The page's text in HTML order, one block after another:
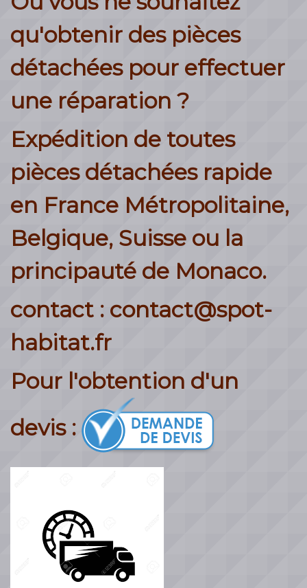
qu'obtenir des pièces
détachées pour effectuer
une réparation ?
Expédition de toutes
pièces détachées rapide
en France Métropolitaine,
Belgique, Suisse ou la
principauté de Monaco.
contact : contact@spot-
habitat.fr
Pour l'obtention d'un
devis :